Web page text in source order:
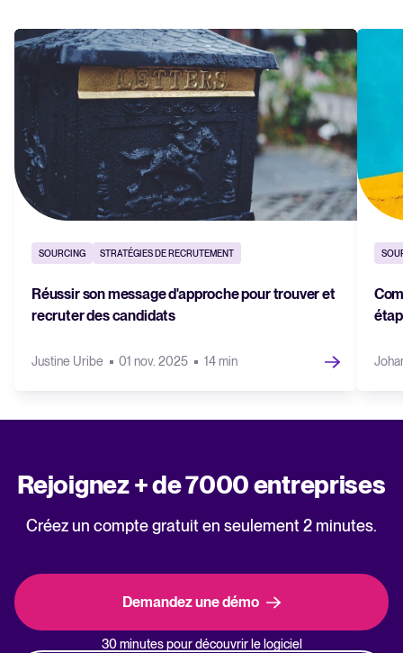
SOURCING STRATÉGIES DE RECRUTEMENT
Réussir son message d'approche pour trouver et
recruter des candidats
Justine Uribe 01 nov. 2025 14 min
Rejoignez + de 7000 entreprises
Créez un compte gratuit en seulement 2 minutes.
Demandez une démo
30 minutes pour découvrir le logiciel